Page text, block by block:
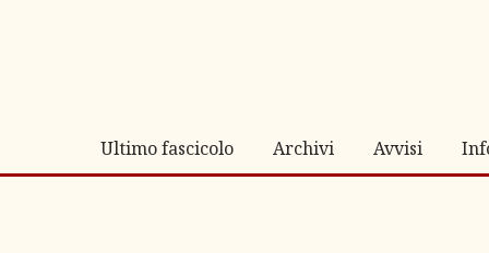
Ultimo fascicolo Archivi Avvisi